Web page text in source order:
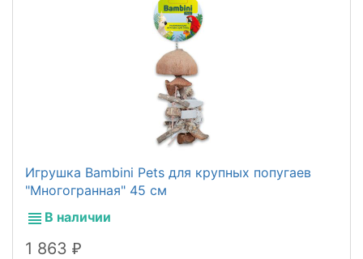
Игрушка Bambini Pets для крупных попугаев
"Многогранная" 45 см
В наличии
1 863 ₽